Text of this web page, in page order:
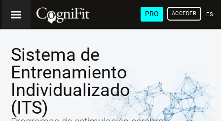
PRO ACCEDER
Sistema de
Entrenamiento
Individualizado
(ITS)